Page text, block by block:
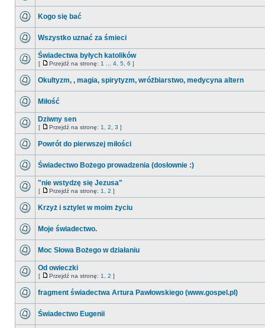
Kogo się bać
Wszystko uznać za śmieci
Świadectwa byłych katolików
[ Przejdź na stronę: 1 4 5 6 ]
Okultyzm, , magia, spirytyzm, wróżbiarstwo, medycyna altern
Miłość
Dziwny sen
[ Przejdź na stronę: 1 2 3 ]
Powrót do pierwszej miłości
Świadectwo Bożego prowadzenia (dosłownie :)
"nie wstydzę się Jezusa"
[ Przejdź na stronę: 1 2 ]
Krzyż i sztylet w moim życiu
Moje świadectwo.
Moc Słowa Bożego w działaniu
Od owieczki
[ Przejdź na stronę: 1 2 ]
fragment świadectwa Artura Pawłowskiego (www.gospel.pl)
Świadectwo Eugenii